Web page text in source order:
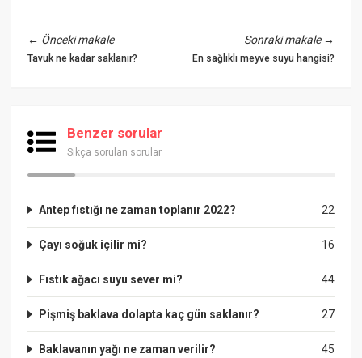
← Önceki makale
Tavuk ne kadar saklanır?
Sonraki makale→
En sağlıklı meyve suyu hangisi?
Benzer sorular
Sıkça sorulan sorular
22
Antep fıstığı ne zaman toplanır 2022?
16
Çayı soğuk içilir mi?
44
Fıstık ağacı suyu sever mi?
27
Pişmiş baklava dolapta kaç gün saklanır?
45
Baklavanın yağı ne zaman verilir?